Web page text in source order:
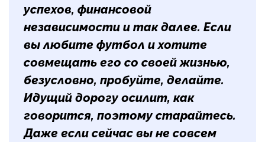
успехов, финансовой
независимости и так далее. Если
вы любите футбол и хотите
совмещать его со своей жизнью,
безусловно, пробуйте, делайте.
Идущий дорогу осилит, как
говорится, поэтому старайтесь.
Даже если сейчас вы не совсем